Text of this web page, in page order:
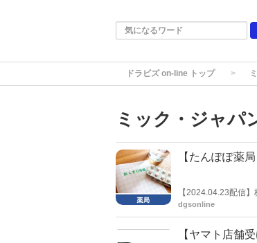
ドラビズ on-line トップ
ミック・ジャパ
【たんぽぽ薬
【2024.04.23配信
株式会社ミック・ジ
dgsonline
【ヤマト店舗